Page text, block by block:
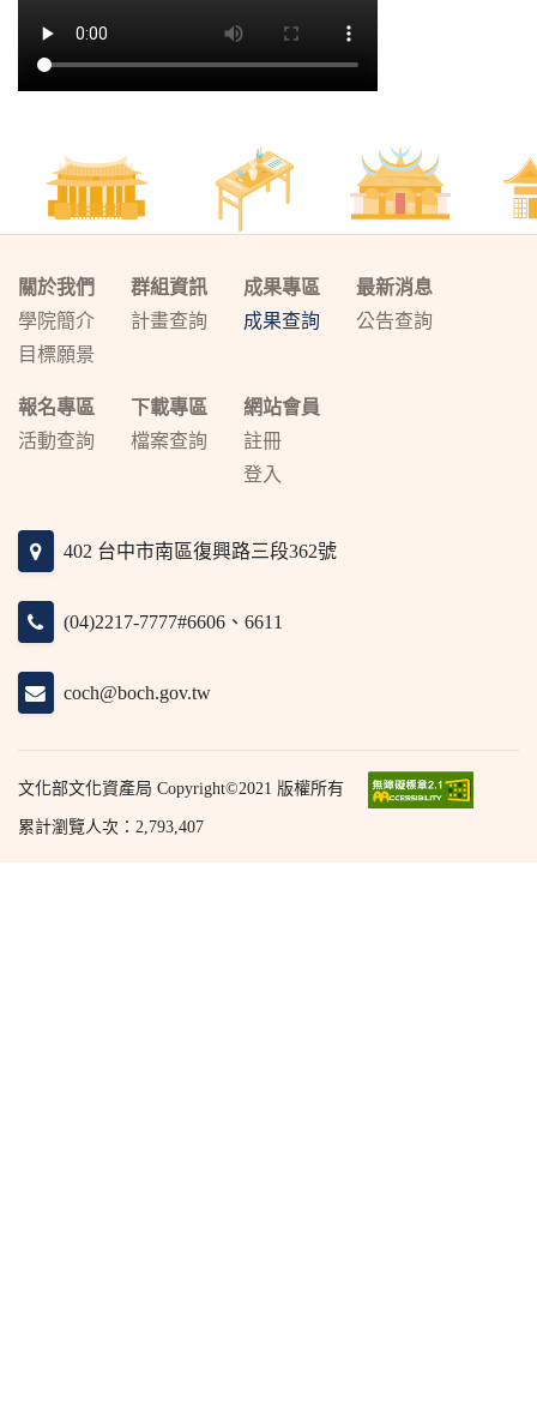
關於我們
學院簡介
目標願景
群組資訊
計畫查詢
成果專區
成果查詢
最新消息
公告查詢
報名專區
活動查詢
下載專區
檔案查詢
網站會員
註冊
登入
402 台中市南區復興路三段362號
(04)2217-7777#6606、6611
coch@boch.gov.tw
文化部文化資產局 Copyright©2021 版權所有
累計瀏覽人次：2,793,407